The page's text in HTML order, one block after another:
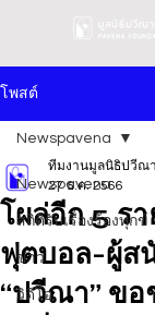
โพสต์
Newspavena
สถิติรับเรื่องร้องทุกข์
ข่าว
วิดีโอ
Newspavena
โผล่อีก 5 ร
ฟุตบอล-ผู้ส
“ปวีณา” ขอ
ทีมงานมูลนิธิปวีณ
27 ธ.ค. 2566